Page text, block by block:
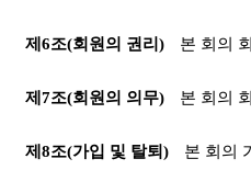
제6조(회원의 권리) 본 회의
제7조(회원의 의무) 본 회의
제8조(가입 및 탈퇴) 본 회의